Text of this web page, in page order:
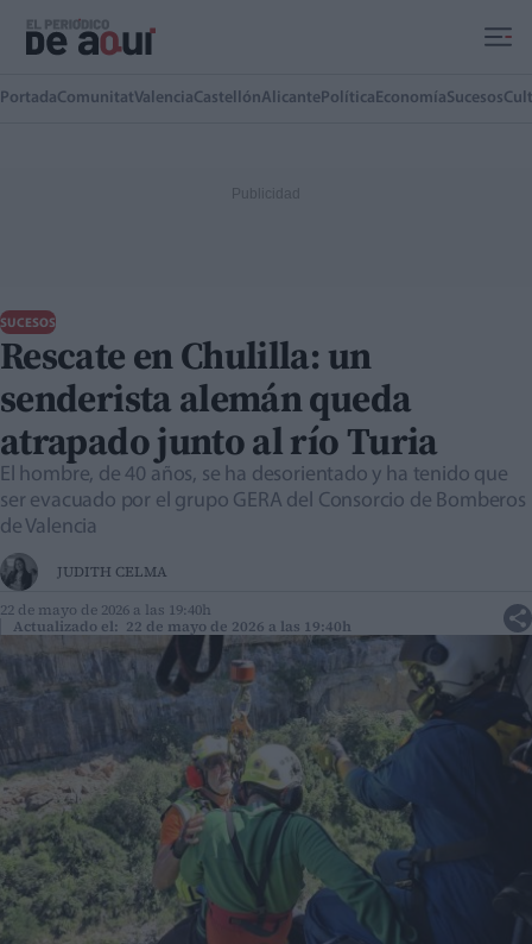
PortadaComunitatValenciaCastellónAlicante Política EconomíaSucesos
SUCESOS
Rescate en Chulilla: un
senderista alemán queda
atrapado junto al río Turia
El hombre, de 40 años, se ha desorientado y ha tenido que
ser evacuado por el grupo GERA del Consorcio de Bomberos
de Valencia
JUDITH CELMA
22 de mayo de 2026 a las 19:40h
Actualizado el: 22 de mayo de 2026 a las 19:40h